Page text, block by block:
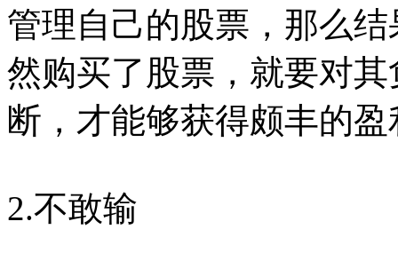
管理自己的股票，那么
然购买了股票，就要对
断，才能够获得颇丰的盈
2.不敢输